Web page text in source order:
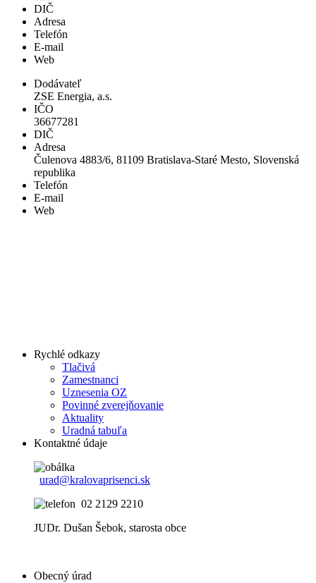
DIČ
Adresa
Telefón
E-mail
Web
Dodávateľ
ZSE Energia, a.s.
IČO
36677281
DIČ
Adresa
Čulenova 4883/6, 81109 Bratislava-Staré Mesto, Slovenská
republika
Telefón
E-mail
Web
Rychlé odkazy
Tlačivá
Zamestnanci
Uznesenia OZ
Povinné zverejňovanie
Aktuality
Uradná tabuľa
Kontaktné údaje
urad@kralovaprisenci.sk
02 2129 2210
JUDr. Dušan Šebok, starosta obce
Obecný úrad